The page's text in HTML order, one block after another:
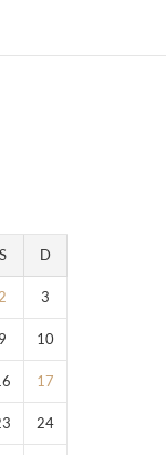
S D
3
9 10
17
24